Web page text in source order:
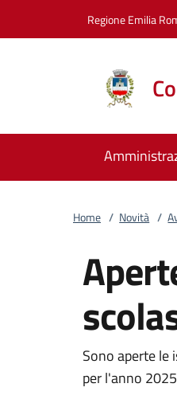
Regione Emilia
Home / Novità /
Sono aperte le
per l'anno